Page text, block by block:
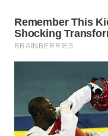
WAHANA
NEWS
WAHANA
WAHANA
ADVOKAT